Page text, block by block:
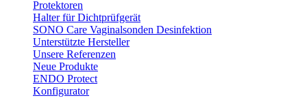
Protektoren
Halter für Dichtprüfgerät
SONO Care Vaginalsonden Desinfektion
Unterstützte Hersteller
Unsere Referenzen
Neue Produkte
ENDO Protect
Konfigurator